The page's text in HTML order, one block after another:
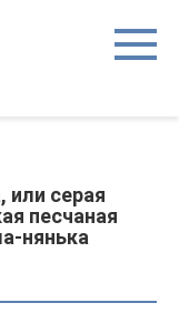
или серая
песчаная
нянька